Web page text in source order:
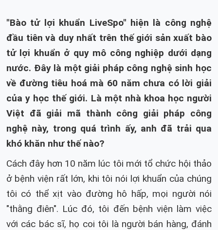
"Bào tử lợi khuẩn LiveSpo" hiện là công nghệ
đầu tiên và duy nhất trên thế giới sản xuất bào
tử lợi khuẩn ở quy mô công nghiệp dưới dạng
nước. Đây là một giải pháp công nghệ sinh học
về đường tiêu hoá mà 60 năm chưa có lời giải
của y học thế giới. Là một nhà khoa học người
Việt đã giải mã thành công giải pháp công
nghệ này, trong quá trình ấy, anh đã trải qua
khó khăn như thế nào?
Cách đây hơn 10 năm lúc tôi mới tổ chức hội thảo
ở bệnh viện rất lớn, khi tôi nói lợi khuẩn của chúng
tôi có thể xịt vào đường hô hấp, mọi người nói
"thằng điên". Lúc đó, tôi đến bệnh viện làm việc
với các bác sĩ, họ coi tôi là người bán hàng, đánh